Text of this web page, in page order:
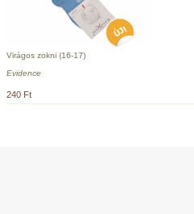
Virágos zokni (16-17)
Evidence
240 Ft